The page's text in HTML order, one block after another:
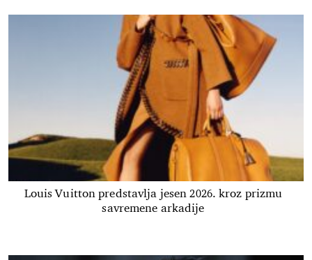
Louis Vuitton predstavlja jesen 2026. kroz prizmu
savremene arkadije